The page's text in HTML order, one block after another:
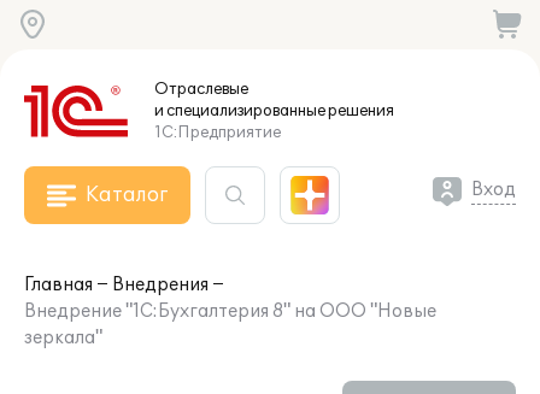
Отраслевые
и специализированныерешения
1С:Предприятие
Каталог Вход
Главная
Внедрения
Внедрение "1С:Бухгалтерия 8" на ООО "Новые
зеркала"